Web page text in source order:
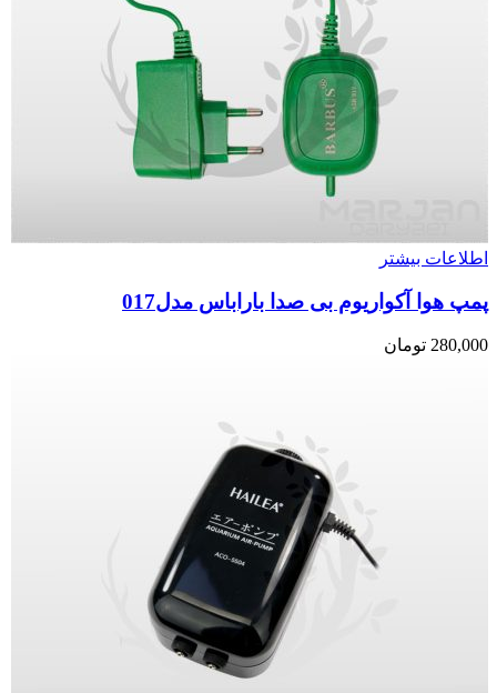
اطلاعات بیشتر
پمپ هوا آکواریوم بی صدا باراباس مدل017
280,000 تومان